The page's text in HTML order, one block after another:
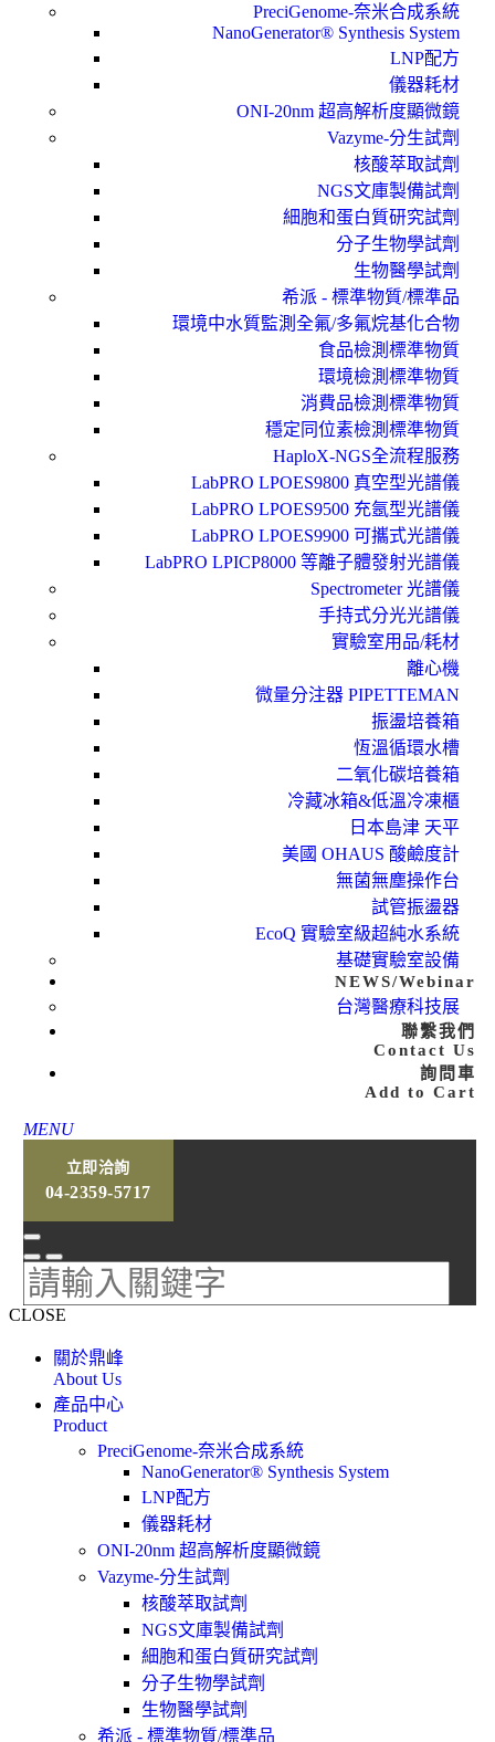
PreciGenome-奈米合成系統
NanoGenerator® Synthesis System
LNP配方
儀器耗材
ONI-20nm 超高解析度顯微鏡
Vazyme-分生試劑
核酸萃取試劑
NGS文庫製備試劑
細胞和蛋白質研究試劑
分子生物學試劑
生物醫學試劑
希派 - 標準物質/標準品
環境中水質監測全氟/多氟烷基化合物
食品檢測標準物質
環境檢測標準物質
消費品檢測標準物質
穩定同位素檢測標準物質
HaploX-NGS全流程服務
LabPRO LPOES9800 真空型光譜儀
LabPRO LPOES9500 充氬型光譜儀
LabPRO LPOES9900 可攜式光譜儀
LabPRO LPICP8000 等離子體發射光譜儀
Spectrometer 光譜儀
手持式分光光譜儀
實驗室用品/耗材
離心機
微量分注器 PIPETTEMAN
振盪培養箱
恆溫循環水槽
二氧化碳培養箱
冷藏冰箱&低溫冷凍櫃
日本島津 天平
美國 OHAUS 酸鹼度計
無菌無塵操作台
試管振盪器
EcoQ 實驗室級超純水系統
基礎實驗室設備
NEWS/Webinar
台灣醫療科技展
聯繫我們
Contact Us
詢問車
Add to Cart
MENU
立即洽詢
04-2359-5717
CLOSE
關於鼎峰
About Us
產品中心
Product
PreciGenome-奈米合成系統
NanoGenerator® Synthesis System
LNP配方
儀器耗材
ONI-20nm 超高解析度顯微鏡
Vazyme-分生試劑
核酸萃取試劑
NGS文庫製備試劑
細胞和蛋白質研究試劑
分子生物學試劑
生物醫學試劑
希派 - 標準物質/標準品